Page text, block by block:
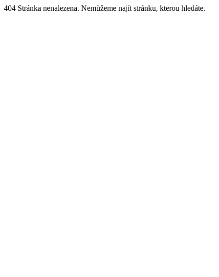
404 Stránka nenalezena. Nemůžeme najít stránku, kterou hledáte.